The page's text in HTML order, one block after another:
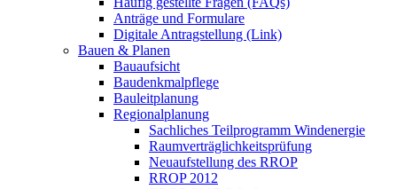
Anträge und Formulare
Digitale Antragstellung (Link)
Bauen & Planen
Bauaufsicht
Baudenkmalpflege
Bauleitplanung
Regionalplanung
Sachliches Teilprogramm Windenergie
Raumverträglichkeitsprüfung
Neuaufstellung des RROP
RROP 2012